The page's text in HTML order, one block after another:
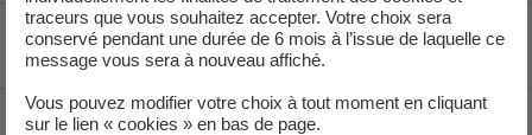
Voir le fil d'ariane
Haut de page
traceurs que vous souhaitez accepter. Votre choix sera
conservé pendant une durée de 6 mois à l’issue de laquelle ce
message vous sera à nouveau affiché.
Vous pouvez modifier votre choix à tout moment en cliquant
sur le lien « cookies » en bas de page.